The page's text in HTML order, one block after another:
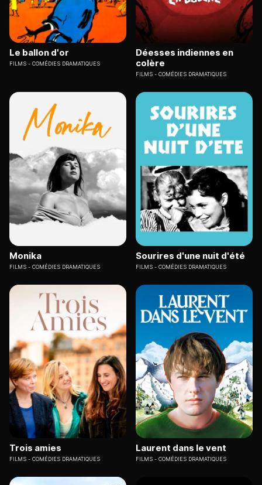
Le ballon d'or
FILMS COMÉDIES DRAMATIQUES
Déesses indiennes en
colère
FILMS COMÉDIES DRAMATIQUES
Monika
FILMS COMÉDIES DRAMATIQUES
Sourires d'une nuit d'été
FILMS COMÉDIES DRAMATIQUES
Trois amies
FILMS COMÉDIES DRAMATIQUES
Laurent dans le vent
FILMS COMÉDIES DRAMATIQUES